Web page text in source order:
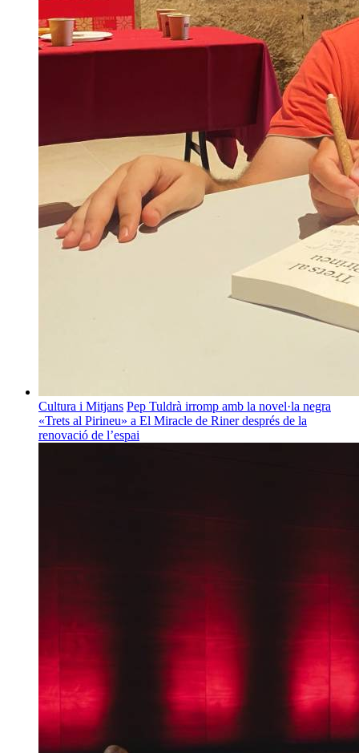
Cultura i Mitjans Pep Tuldrà irromp amb la novel·la negra
«Trets al Pirineu» a El Miracle de Riner després de la
renovació de l’espai